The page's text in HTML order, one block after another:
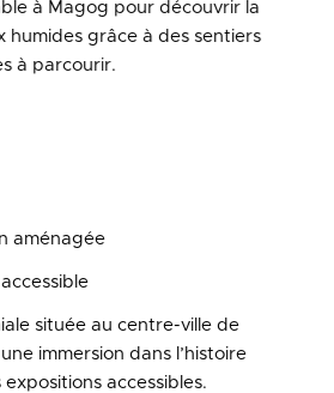
à Magog pour découvrir la
humides grâce à des sentiers
à parcourir.
aménagée
située au centre-ville de
immersion dans l’histoire
accessibles.